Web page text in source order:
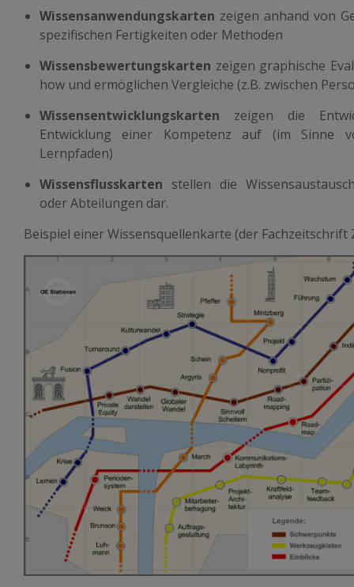
Wissensanwendungskarten zeigen anhand von
spezifischen Fertigkeiten oder Methoden
Wissensbewertungskarten zeigen graphische
how und ermöglichen Vergleiche (z.B. zwischen
Wissensentwicklungskarten zeigen die
Entwicklung einer Kompetenz auf (im Sinne
Lernpfaden)
Wissensflusskarten stellen die
oder Abteilungen dar.
Beispiel einer Wissensquellenkarte (der Fachzeitschrift